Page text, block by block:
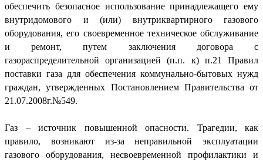
обеспечить безопасное использование принадлежащего ему
внутридомового и (или) внутриквартирного газового
оборудования, его своевременное техническое обслуживание
и ремонт, путем заключения договора с
газораспределительной организацией (п.п. к) п.21 Правил
поставки газа для обеспечения коммунально-бытовых нужд
граждан, утвержденных Постановлением Правительства от
21.07.2008г.№549.
Газ – источник повышенной опасности. Трагедии, как
правило, возникают из-за неправильной эксплуатации
газового оборудования, несвоевременной профилактики и